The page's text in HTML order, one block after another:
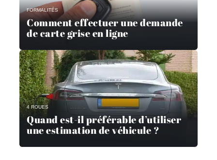
FORMALITÉS
Comment effectuer une demande
de carte grise en ligne
4 ROUES
Quand est-il préférable d’utiliser
une estimation de véhicule ?